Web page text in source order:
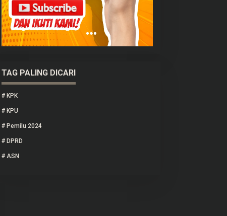
TAG PALING DICARI
# KPK
# KPU
# Pemilu 2024
# DPRD
# ASN